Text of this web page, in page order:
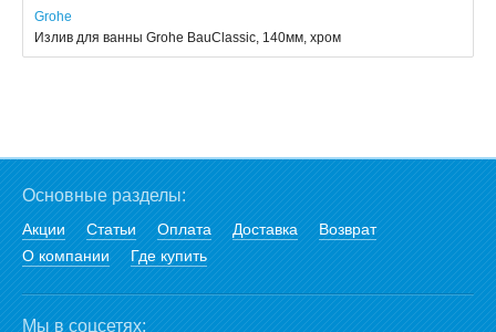
Grohe
Излив для ванны Grohe BauClassic, 140мм, хром
Основные разделы:
Акции Статьи Оплата Доставка
Возврат
О компании
Где купить
Мы в соцсетях: